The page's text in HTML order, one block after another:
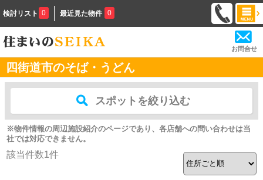
検討リスト 0 最近見た物件 0
お問合せ
四街道市のそば・うどん
スポットを絞り込む
※物件情報の周辺施設紹介のページであり、各店舗への問い合わせは当
社では対応できません。
該当件数1件